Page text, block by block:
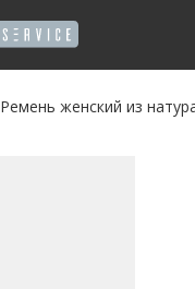
Ремень женский из